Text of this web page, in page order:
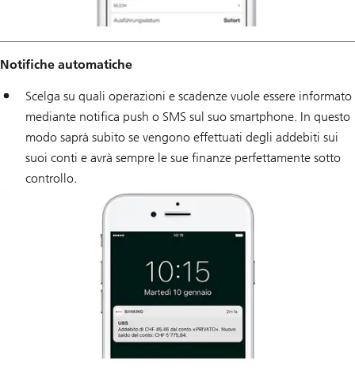
Notifiche automatiche
Scelga su quali operazioni e scadenze vuole essere informato
mediante notifica push o SMS sul suo smartphone. In questo
modo saprà subito se vengono effettuati degli addebiti sui
suoi conti e avrà sempre le sue finanze perfettamente sotto
controllo.